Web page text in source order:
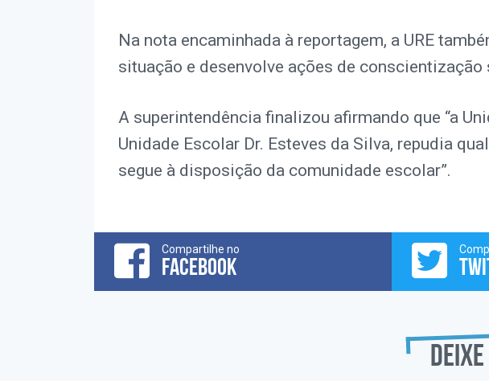
Na nota encaminhada à reportagem, a URE
situação e desenvolve ações de conscientização
A superintendência finalizou afirmando que “a
Unidade Escolar Dr. Esteves da Silva, repudia
segue à disposição da comunidade escolar”.
Compartilhe no
FACEBOOK